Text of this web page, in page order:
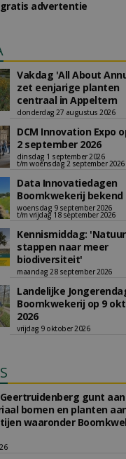
advertentie
Vakdag 'All About
zet eenjarige planten
centraal in Appeltern
donderdag 27 augustus 2026
DCM Innovation Expo
2 september 2026
dinsdag 1 september 2026
t/m woensdag 2 september 2026
Data Innovatiedagen
Boomkwekerij bekend
woensdag 9 september 2026
t/m vrijdag 18 september 2026
Kennismiddag:
stappen naar meer
biodiversiteit'
maandag 28 september 2026
Landelijke
Boomkwekerij op 9
2026
vrijdag 9 oktober 2026
gunt
bomen en planten
waaronder